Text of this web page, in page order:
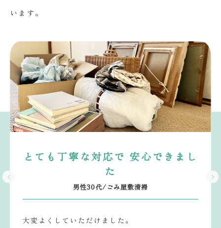
います。
とても丁寧な対応で 安心できまし
た
男性30代/ごみ屋敷清掃
大変よくしていただけました。